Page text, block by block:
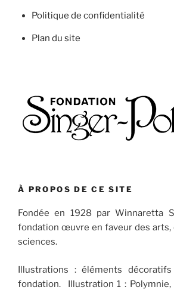
Politique de confidentialité
Plan du site
À PROPOS DE CE SITE
Fondée en 1928 par Winnaretta
fondation œuvre en faveur des
sciences.
Illustrations : éléments
fondation. Illustration 1 : Polymnie,